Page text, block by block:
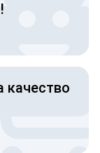
качество